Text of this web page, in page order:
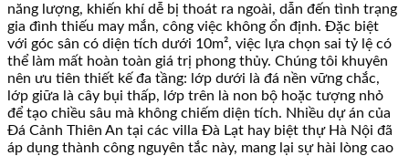
năng lượng, khiến khí dễ bị thoát ra ngoài, dẫn đến tình trạng
gia đình thiếu may mắn, công việc không ổn định. Đặc biệt
với góc sân có diện tích dưới 10m², việc lựa chọn sai tỷ lệ có
thể làm mất hoàn toàn giá trị phong thủy. Chúng tôi khuyên
nên ưu tiên thiết kế đa tầng: lớp dưới là đá nền vững chắc,
lớp giữa là cây bụi thấp, lớp trên là non bộ hoặc tượng nhỏ
để tạo chiều sâu mà không chiếm diện tích. Nhiều dự án của
Đá Cảnh Thiên An tại các villa Đà Lạt hay biệt thự Hà Nội đã
áp dụng thành công nguyên tắc này, mang lại sự hài lòng cao